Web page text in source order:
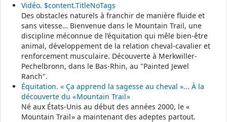
Permanence mairie
Le secrétariat est fermé le samedi matin.
Une permanence est assurée par le maire, sur rendez-vous.
Vidéo. $content.TitleNoTags
Des obstacles naturels à franchir de manière fluide et
sans vitesse… Bienvenue dans le Mountain Trail, une
discipline méconnue de l’équitation qui mêle bien-être
animal, développement de la relation cheval-cavalier et
renforcement musculaire. Découverte à Merkwiller-
Pechelbronn, dans le Bas-Rhin, au "Painted Jewel
Ranch".
Équitation. « Ça apprend la sagesse au cheval »... À la
découverte du « Mountain Trail »
Né aux États-Unis au début des années 2000, le «
Mountain Trail » a maintenant des adeptes partout.